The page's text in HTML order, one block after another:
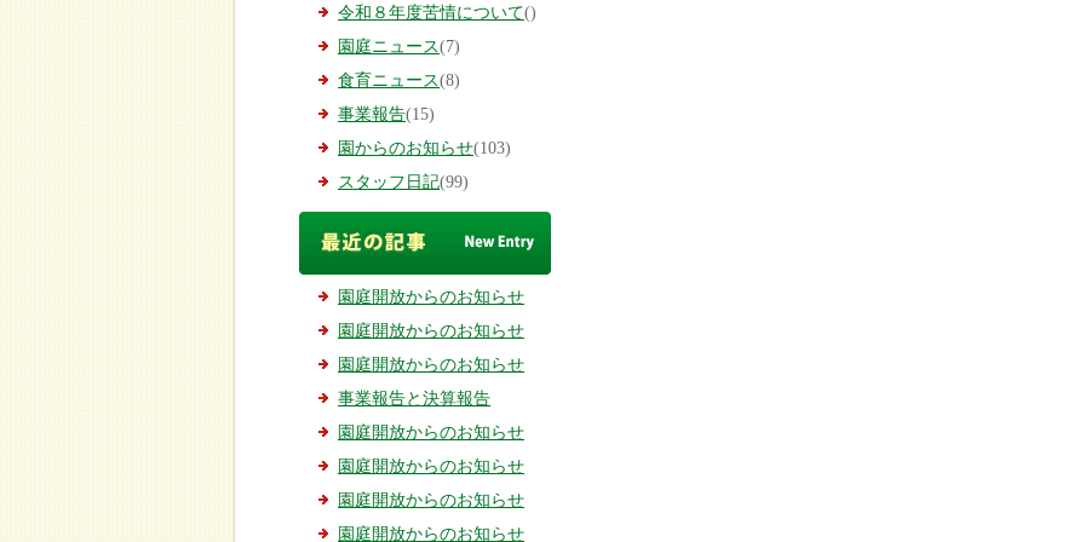
令和８年度苦情について()
園庭ニュース(7)
食育ニュース(8)
事業報告(15)
園からのお知らせ(103)
スタッフ日記(99)
園庭開放からのお知らせ
園庭開放からのお知らせ
園庭開放からのお知らせ
事業報告と決算報告
園庭開放からのお知らせ
園庭開放からのお知らせ
園庭開放からのお知らせ
園庭開放からのお知らせ